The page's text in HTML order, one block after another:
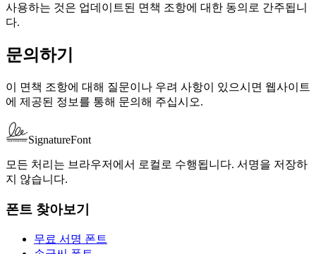
사용하는 것은 업데이트된 면책 조항에 대한 동의로 간주됩니
다.
문의하기
이 면책 조항에 대해 질문이나 우려 사항이 있으시면 웹사이트
에 제공된 정보를 통해 문의해 주십시오.
SignatureFont
모든 처리는 브라우저에서 로컬로 수행됩니다. 서명을 저장하
지 않습니다.
폰트 찾아보기
무료 서명 폰트